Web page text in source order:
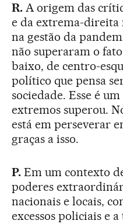
R.A origem das
e da extrema-direita
na gestão da
não superaram o
baixo, de centro-
político que pensa
sociedade. Esse é
extremos superou.
está em perseverar
graças a isso.
P.Em um contexto
poderes
nacionais e locais,
excessos policiais e